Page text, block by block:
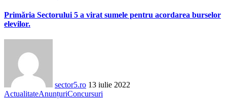
Primăria Sectorului 5 a virat sumele pentru acordarea burselor
elevilor.
sector5.ro 13 iulie 2022
ActualitateAnunțuriConcursuri